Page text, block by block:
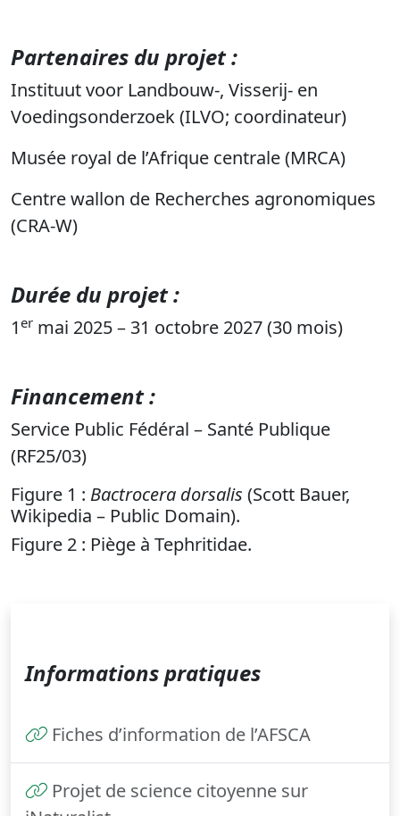
Partenaires du projet :
Instituut voor Landbouw-, Visserij- en
Voedingsonderzoek (ILVO; coordinateur)
Musée royal de l’Afrique centrale (MRCA)
Centre wallon de Recherches agronomiques
(CRA-W)
Durée du projet:
1 er mai 2025 – 31 octobre 2027 (30 mois)
Financement:
Service Public Fédéral – Santé Publique
(RF25/03)
Figure 1 : Bactrocera dorsalis (Scott Bauer,
Wikipedia – Public Domain).
Figure 2 : Piège à Tephritidae.
Informations pratiques
Fiches d’information de l’AFSCA
Projet de science citoyenne sur